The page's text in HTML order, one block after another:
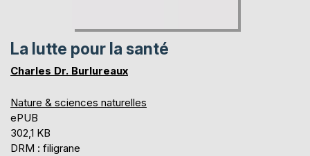
La lutte pour la santé
Charles Dr. Burlureaux
Nature & sciences naturelles
ePUB
302,1 KB
DRM : filigrane